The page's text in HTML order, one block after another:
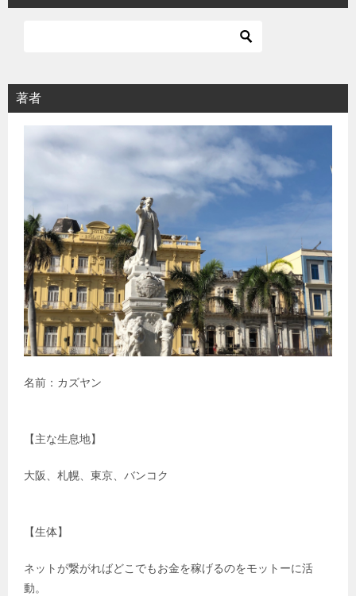
著者
名前：カズヤン
【主な生息地】
大阪、札幌、東京、バンコク
【生体】
ネットが繋がればどこでもお金を稼げるのをモットーに活
動。